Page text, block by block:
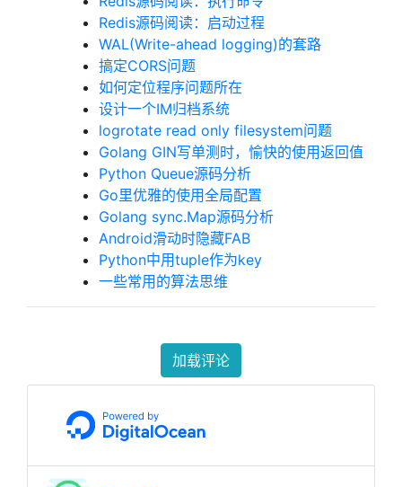
Redis源码阅读：启动过程
WAL(Write-ahead logging)的套路
搞定CORS问题
如何定位程序问题所在
设计一个IM归档系统
logrotate read only filesystem问题
Golang GIN写单测时，愉快的使用返回值
Python Queue源码分析
Go里优雅的使用全局配置
Golang sync.Map源码分析
Android滑动时隐藏FAB
Python中用tuple作为key
一些常用的算法思维
加载评论